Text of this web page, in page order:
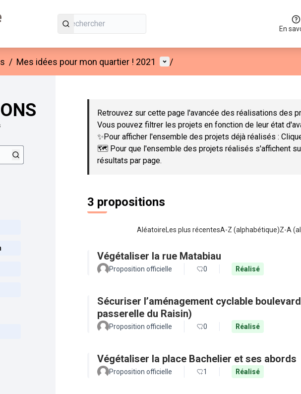
En
/ Mes idées pour mon quartier ! 2021 Menu utilisateur
/
Passer la carte
Retrouvez sur cette page l'avancée des réalisations des
Vous pouvez filtrer les projets en fonction de leur état
✨Pour afficher l'ensemble des projets déjà réalisés :
🗺️ Pour que l'ensemble des projets réalisés s'affichent
résultats par page.
3 propositions
Aléatoire Les plus récentesA-Z (alphabétique)Z-A
Végétaliser la rue Matabiau
Proposition officielle 0 Réalisé
Sécuriser l’aménagement cyclable
passerelle du Raisin)
Proposition officielle 0 Réalisé
Végétaliser la place Bachelier et ses abords
Proposition officielle 1 Réalisé